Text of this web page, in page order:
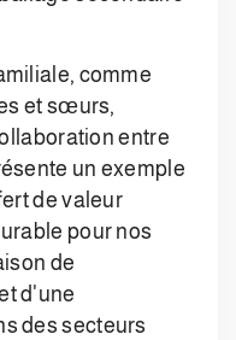
comme
et sœurs,
entre
un exemple
de valeur
pour nos
de
d'une
des secteurs